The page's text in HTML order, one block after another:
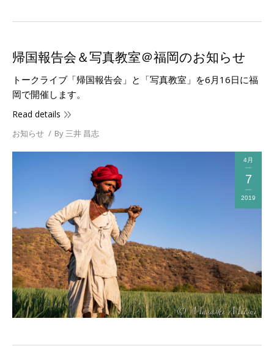
帰国報告会＆写真教室＠福岡のお知らせ
トークライブ「帰国報告会」と「写真教室」を6月16日に福
岡で開催します。
Read details
お知らせ By 三井 昌志
4月
7
2019